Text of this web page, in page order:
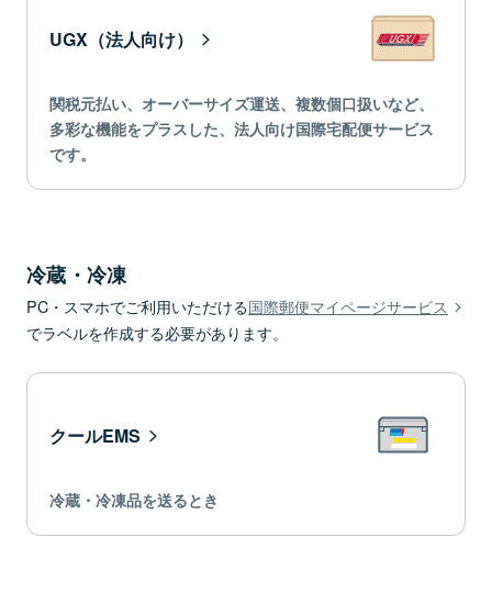
UGX（法人向け）
関税元払い、オーバーサイズ運送、複数個口扱いなど、
多彩な機能をプラスした、法人向け国際宅配便サービス
です。
冷蔵・冷凍
PC・スマホでご利用いただける国際郵便マイページサービス
でラベルを作成する必要があります。
クールEMS
冷蔵・冷凍品を送るとき